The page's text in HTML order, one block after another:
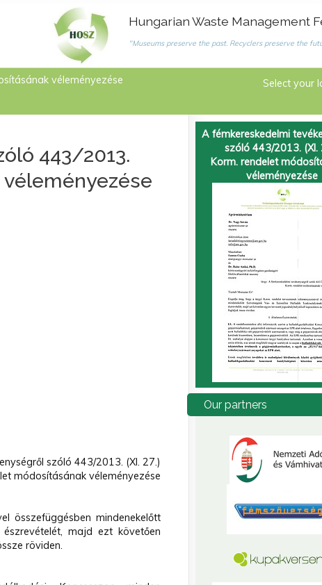
Hungarian Waste Management
"Museums preserve the past. Recyclers preserve the
véleményezése Select your
443/2013.
véleményezése
szóló 443/2013. (XI. 27.)
módosításának véleményezése
összefüggésben mindenekelőtt
majd ezt követően
röviden.
A fémkereskedelmi
szóló 443/2013. (XI.
Korm. rendelet
véleményezése
Our partners